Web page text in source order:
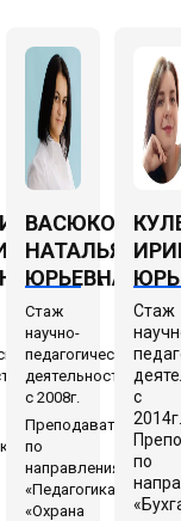
ВАСЮКОВА
НАТАЛЬЯ
ЮРЬЕВНА
Стаж
научно-
педагогической
деятельности
с 2008г.
Преподаватель
по
направлениям
«Педагогика»,
«Охрана
Стаж
с
по